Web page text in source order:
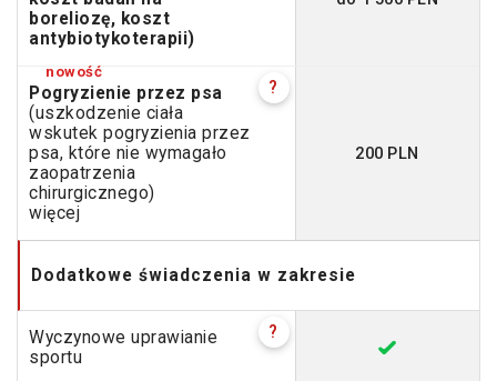
boreliozę, koszt
antybiotykoterapii)
Pogryzienie przez psa
(uszkodzenie ciała
wskutek pogryzienia przez
psa, które nie wymagało
zaopatrzenia
chirurgicznego)
więcej
?
200 PLN
Dodatkowe świadczenia w zakresie
Wyczynowe uprawianie
sportu
?